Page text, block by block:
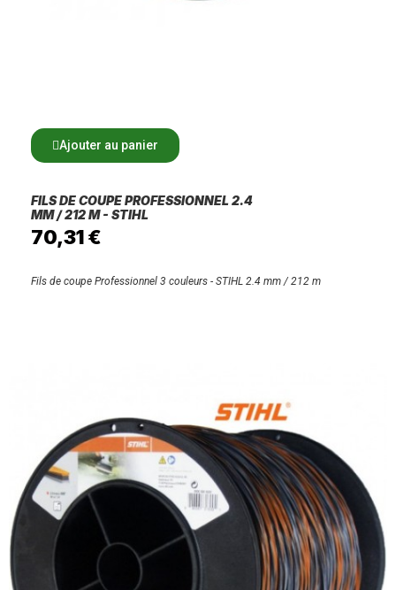
Ajouter au panier
FILS DE COUPE PROFESSIONNEL 2.4
MM / 212 M - STIHL
70,31 €
Fils de coupe Professionnel 3 couleurs - STIHL 2.4 mm / 212 m